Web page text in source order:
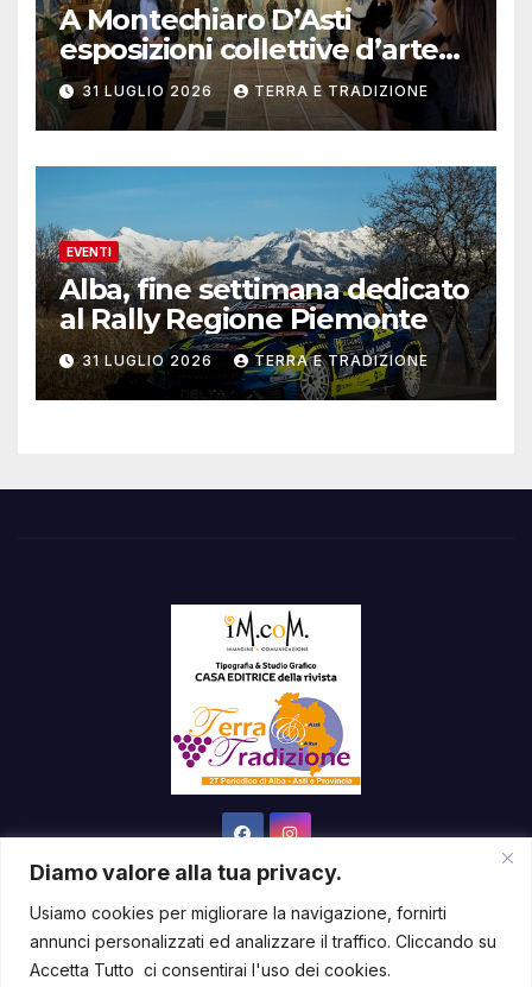
Diamo valore alla tua privacy.
Usiamo cookies per migliorare la navigazione, fornirti
annunci personalizzati ed analizzare il traffico. Cliccando su
Accetta Tutto ci consentirai l'uso dei cookies.
A Montechiaro D’Asti
esposizioni collettive d’arte
contemporanea
31 LUGLIO 2026 TERRA E TRADIZIONE
EVENTI
Alba, fine settimana dedicato
al Rally Regione Piemonte
31 LUGLIO 2026 TERRA E TRADIZIONE
Sviluppato con orgoglio da WordPress|Tema: News Way di
Themeansar.